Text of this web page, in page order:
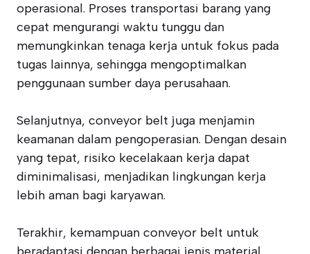
operasional. Proses transportasi barang yang
cepat mengurangi waktu tunggu dan
memungkinkan tenaga kerja untuk fokus pada
tugas lainnya, sehingga mengoptimalkan
penggunaan sumber daya perusahaan.
Selanjutnya, conveyor belt juga menjamin
keamanan dalam pengoperasian. Dengan desain
yang tepat, risiko kecelakaan kerja dapat
diminimalisasi, menjadikan lingkungan kerja
lebih aman bagi karyawan.
Terakhir, kemampuan conveyor belt untuk